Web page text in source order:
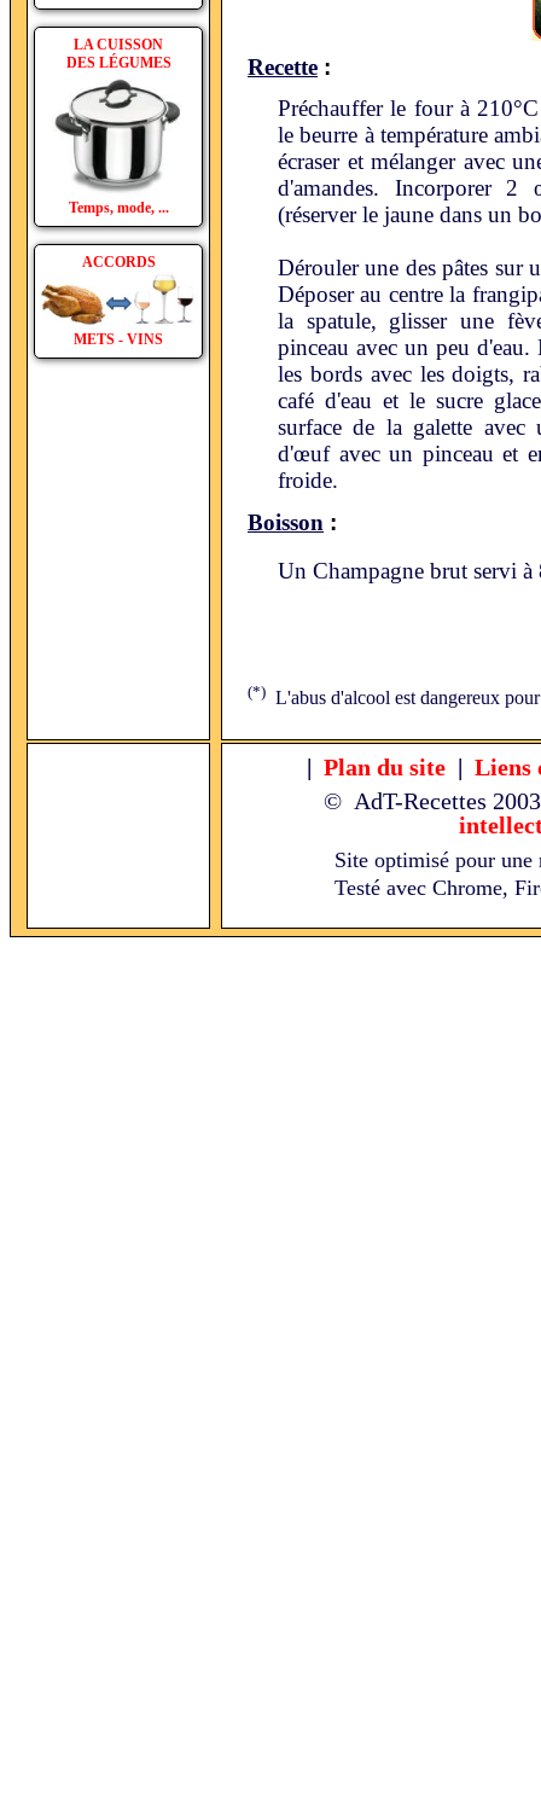
LA CUISSON
DES LÉGUMES
Temps, mode, ...
ACCORDS
METS - VINS
Recette :
Préchauffer le four à
le beurre à température
écraser et mélanger avec
d'amandes. Incorporer
(réserver le jaune dans un
Dérouler une des pâtes sur
Déposer au centre la
la spatule, glisser une
pinceau avec un peu d'eau.
les bords avec les doigts,
café d'eau et le sucre
surface de la galette
d'œuf avec un pinceau et
froide.
Boisson :
Un Champagne brut servi
(*) L'abus d'alcool est dangereux
| Plan du site | Liens
© AdT-Recettes
Site optimisé pour
Testé avec Chrome,